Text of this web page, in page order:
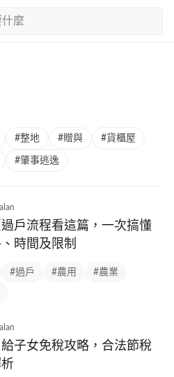
#整地 #贈與 #貨櫃屋
#肇事逃逸
alan
戶流程看這篇，一次搞懂
時間及限制
#過戶 #農用 #農業
alan
子女免稅攻略，合法節稅